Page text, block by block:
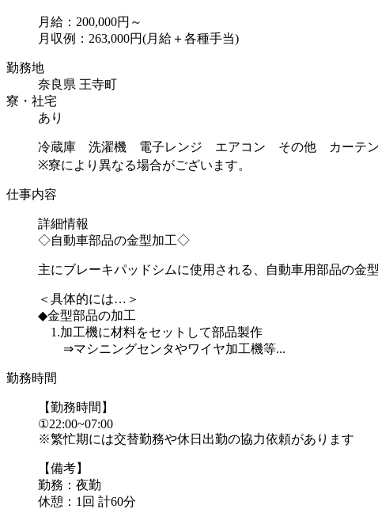
月給：200,000円～
月収例：263,000円(月給＋各種手当)
勤務地
奈良県 王寺町
寮・社宅
あり
冷蔵庫 洗濯機 電子レンジ エアコン その他 カーテン
※寮により異なる場合がございます。
仕事内容
詳細情報
◇自動車部品の金型加工◇
主にブレーキパッドシムに使用される、自動車用部品の金
＜具体的には…＞
◆金型部品の加工
1.加工機に材料をセットして部品製作
⇒マシニングセンタやワイヤ加工機等...
勤務時間
【勤務時間】
①22:00~07:00
※繁忙期には交替勤務や休日出勤の協力依頼があります
【備考】
勤務：夜勤
休憩：1回 計60分